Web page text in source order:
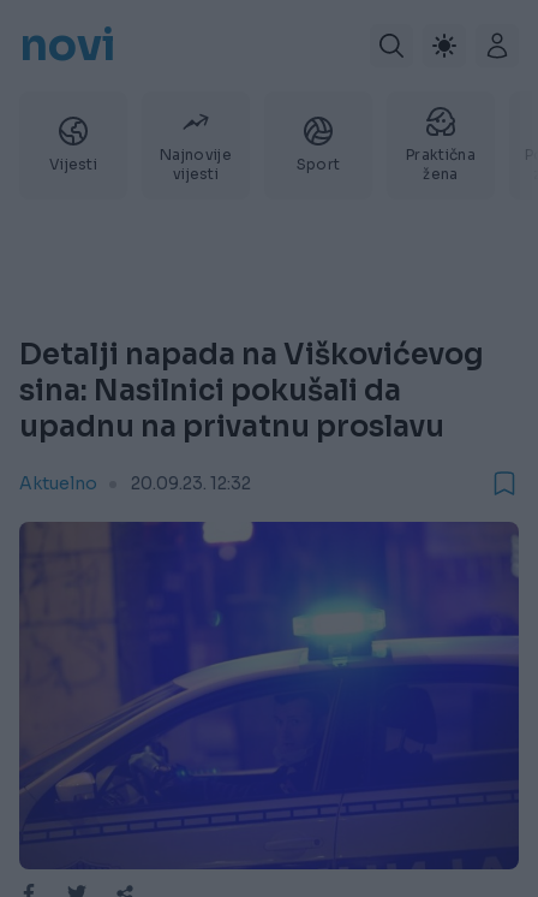
novi
Vijesti
Najnovije
vijesti
Sport
Praktična
žena
Detalji napada na Viškovićevog
sina: Nasilnici pokušali da
upadnu na privatnu proslavu
Aktuelno 20.09.23. 12:32